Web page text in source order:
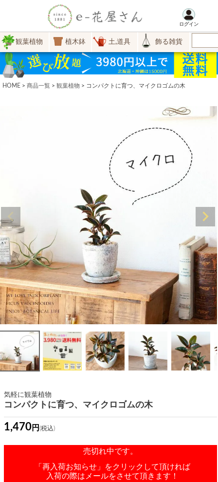
ログイン
観葉植物 植木鉢 土,道具 飾る雑貨
HOME 商品一覧 観葉植物 コンパクトに育つ、マイクロゴムの木
気軽に観葉植物
コンパクトに育つ、マイクロゴムの木
1,470
売切れ中です。
「再入荷お知らせ」をクリックして頂ければ
入荷の際はメールをさせて頂きます！